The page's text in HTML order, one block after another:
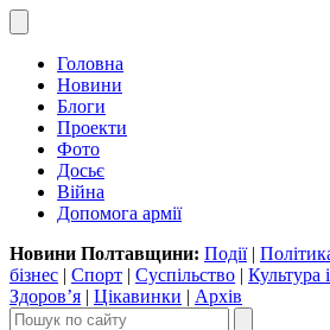
Головна
Новини
Блоги
Проекти
Фото
Досьє
Війна
Допомога армії
Новини Полтавщини: Події|
бізнес | Спорт | Суспільство | Культура
Здоров’я | Цікавинки | Архів